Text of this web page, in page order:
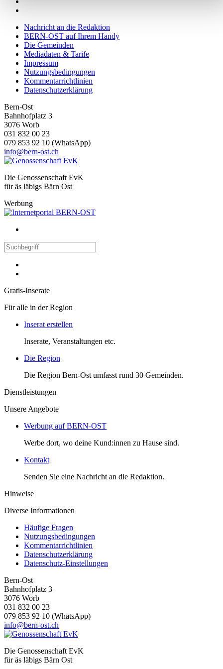
Wir verwenden Cookies, um Inhalte und Anzeigen zu
können und die Zugriffe auf unsere Website zu analysieren.
Außerdem geben wir Informationen zu Ihrer Verwendung
unserer Website an unsere Partner für soziale Medien,
Werbung und Analysen weiter. Unsere Partner führen diese
Informationen möglicherweise mit weiteren Daten
die Sie ihnen bereitgestellt haben oder die sie im Rahmen
Nachricht an die Redaktion
BERN-OST auf Ihrem Handy
Die Gemeinden
Mediadaten & Tarife
Impressum
Nutzungsbedingungen
Kommentarrichtlinien
Datenschutzerklärung
Bern-Ost
Bahnhofplatz 3
3076 Worb
031 832 00 23
079 853 92 10 (WhatsApp)
info@bern-ost.ch
Die Genossenschaft EvK
für äs läbigs Bärn Ost
Werbung
Gratis-Inserate
Für alle in der Region
Inserat erstellen
Inserate, Veranstaltungen etc.
Die Region
Die Region Bern-Ost umfasst rund 30 Gemeinden.
Dienstleistungen
Unsere Angebote
Werbung auf BERN-OST
Werbe dort, wo deine Kund:innen zu Hause sind.
Kontakt
Senden Sie eine Nachricht an die Redaktion.
Hinweise
Diverse Informationen
Häufige Fragen
Nutzungsbedingungen
Kommentarrichtlinien
Datenschutzerklärung
Datenschutz-Einstellungen
Bern-Ost
Bahnhofplatz 3
3076 Worb
031 832 00 23
079 853 92 10 (WhatsApp)
info@bern-ost.ch
Die Genossenschaft EvK
für äs läbigs Bärn Ost